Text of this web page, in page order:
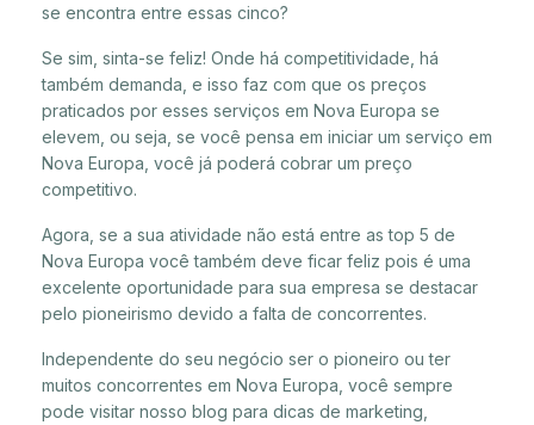
se encontra entre essas cinco?
Se sim, sinta-se feliz! Onde há competitividade, há
também demanda, e isso faz com que os preços
praticados por esses serviços em Nova Europa se
elevem, ou seja, se você pensa em iniciar um serviço em
Nova Europa, você já poderá cobrar um preço
competitivo.
Agora, se a sua atividade não está entre as top 5 de
Nova Europa você também deve ficar feliz pois é uma
excelente oportunidade para sua empresa se destacar
pelo pioneirismo devido a falta de concorrentes.
Independente do seu negócio ser o pioneiro ou ter
muitos concorrentes em Nova Europa, você sempre
pode visitar nosso blog para dicas de marketing,